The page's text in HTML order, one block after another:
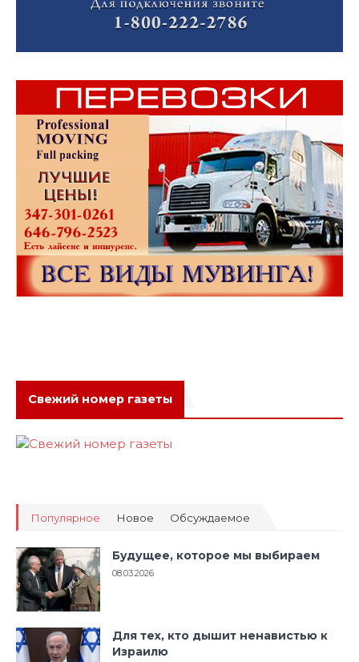
Свежий номер газеты
Популярное Новое Обсуждаемое
Будущее, которое мы выбираем
08.03.2026
Для тех, кто дышит ненавистью к
Израилю